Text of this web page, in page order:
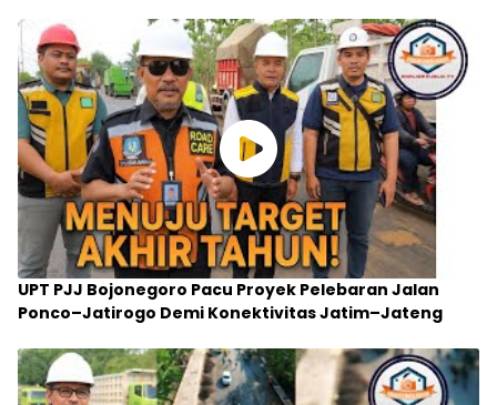
UPT PJJ Bojonegoro Pacu Proyek Pelebaran Jalan
Ponco–Jatirogo Demi Konektivitas Jatim–Jateng